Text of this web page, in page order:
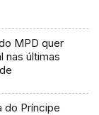
MPD quer
nas últimas
do Príncipe